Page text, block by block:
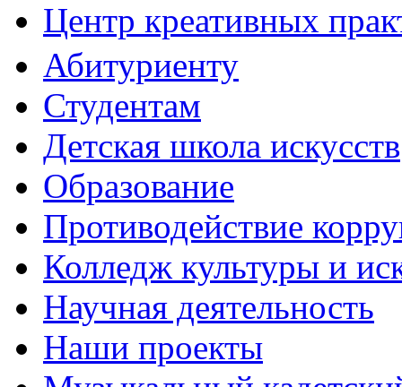
Центр креативных
Абитуриенту
Студентам
Детская школа искусств
Образование
Противодействие
Колледж культуры и
Научная деятельность
Наши проекты